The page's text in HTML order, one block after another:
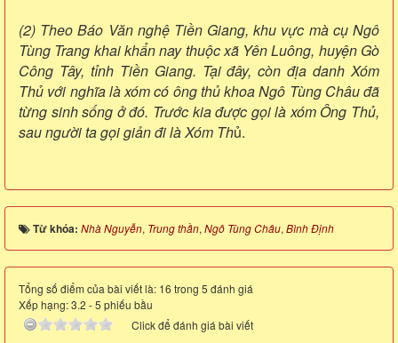
(2) Theo Báo Văn nghệ Tiền Giang, khu vực mà cụ Ngô
Tùng Trang khai khẩn nay thuộc xã Yên Luông, huyện Gò
Công Tây, tỉnh Tiền Giang. Tại đây, còn địa danh Xóm
Thủ với nghĩa là xóm có ông thủ khoa Ngô Tùng Châu đã
từng sinh sống ở đó. Trước kia được gọi là xóm Ông Thủ,
sau người ta gọi giản đi là Xóm Thủ.
Từ khóa: Nhà Nguyễn, Trung thần, Ngô Tùng Châu, Bình Định
Tổng số điểm của bài viết là: 16 trong 5 đánh giá
Xếp hạng:3.2 -5 phiếu bầu
Click để đánh giá bài viết